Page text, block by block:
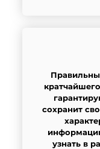
сохранит
узнать в